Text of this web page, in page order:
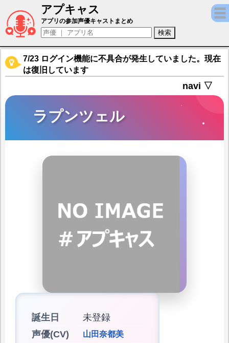
アプキャス
ラプンツェル（声優：山田奈都美)【ゴシッ
アプリの参加声優キャストまとめ
7/23 ログイン機能に不具合が発生していました。現在
は復旧しています
navi ▽
ラプンツェル
誕生日
未登録
声優(CV)
山田奈都美